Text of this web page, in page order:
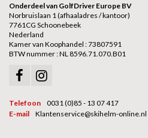
Onderdeel van GolfDriver Europe BV
Norbruislaan 1 (afhaaladres / kantoor)
7761CG Schoonebeek
Nederland
Kamer van Koophandel : 73807591
BTW nummer : NL 8596.71.070.B01
Telefoon
0031 (0)85 - 13 07 417
E-mail
Klantenservice@skihelm-online.nl